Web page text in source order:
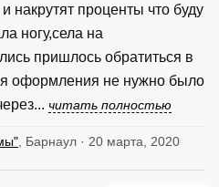
накрутят проценты что буду
ногу,села на
пришлось обратиться в
оформления не нужно было
читать полностью
, Барнаул · 20 марта, 2020